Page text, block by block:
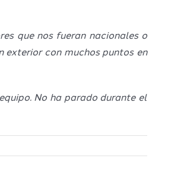
que nos fueran nacionales o
exterior con muchos puntos en
No ha parado durante el